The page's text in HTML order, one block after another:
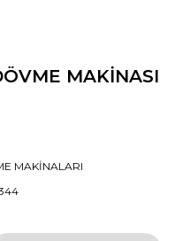
MAKİNASI
MAKİNALARI